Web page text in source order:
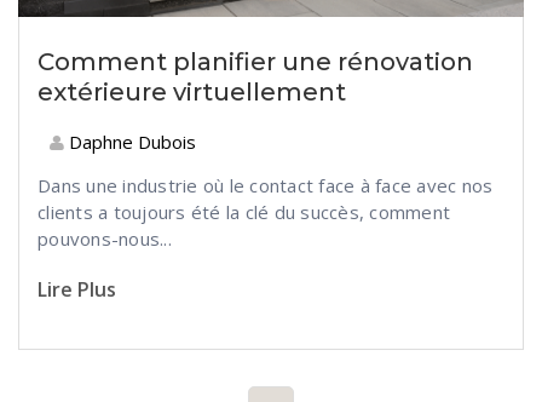
Comment planifier une rénovation
extérieure virtuellement
Daphne Dubois
Dans une industrie où le contact face à face avec nos
clients a toujours été la clé du succès, comment
pouvons-nous...
Lire Plus